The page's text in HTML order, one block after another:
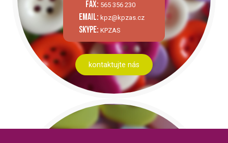
fax: 565 356 230
email: kpz@kpzas.cz
skype: KPZAS
kontaktujte nás